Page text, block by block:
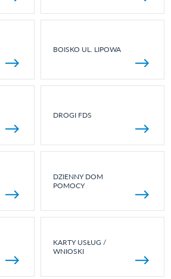
BOISKO UL. LIPOWA
DROGI FDS
DZIENNY DOM
POMOCY
KARTY USŁUG /
WNIOSKI